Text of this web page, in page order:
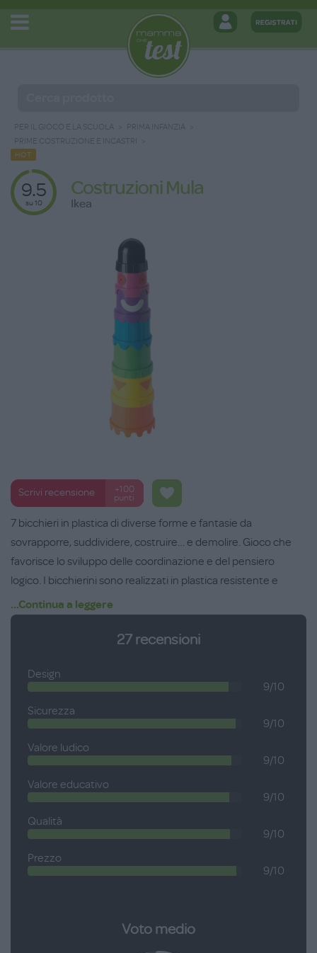
PER IL GIOCO E LA SCUOLA
PRIMA INFANZIA
PRIME COSTRUZIONE E INCASTRI
HOT
9.5
su 10
Costruzioni Mula
Ikea
Scrivi recensione
+100
punti
7 bicchieri in plastica di diverse forme e fantasie da
sovrapporre, suddividere, costruire… e demolire. Gioco che
favorisce lo sviluppo delle coordinazione e del pensiero
logico. I bicchierini sono realizzati in plastica resistente e
facilmente pulibile. Età consigliata: da 6+ mesi.
...Continua a leggere
27 recensioni
Design
9/10
Sicurezza
9/10
Valore ludico
9/10
Valore educativo
9/10
Qualità
9/10
Prezzo
9/10
Voto medio